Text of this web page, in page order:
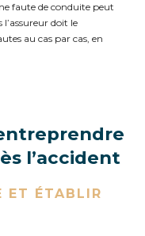
faute de conduite peut
doit le
au cas par cas, en
l’accident
ET ÉTABLIR